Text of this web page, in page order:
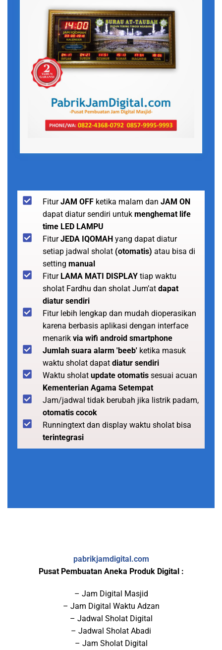
FiturJAM OFF ketika malam dan JAM ON
dapat diatur sendiri untuk menghemat life
time LED LAMPU
FiturJEDA IQOMAH yang dapat diatur
setiap jadwal sholat (otomatis) atau bisa di
setting manual
Fitur LAMA MATI DISPLAY tiap waktu
sholat Fardhu dan sholat Jum’at dapat
diatur sendiri
Fitur lebih lengkap dan mudah dioperasikan
karena berbasis aplikasi dengan interface
menarik via wifi android smartphone
Jumlah suara alarm 'beeb' ketika masuk
waktu sholat dapat diatur sendiri
Waktu sholat update otomatis sesuai acuan
Kementerian Agama Setempat
Jam/jadwal tidak berubah jika listrik padam,
otomatis cocok
Runningtext dan display waktu sholat bisa
terintegrasi
pabrikjamdigital.com
Pusat Pembuatan Aneka Produk Digital :
– Jam Digital Masjid
– Jam Digital Waktu Adzan
– Jadwal Sholat Digital
– Jadwal Sholat Abadi
– Jam Sholat Digital